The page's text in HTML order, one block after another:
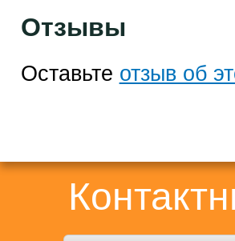
Отзывы
Оставьте отзыв об